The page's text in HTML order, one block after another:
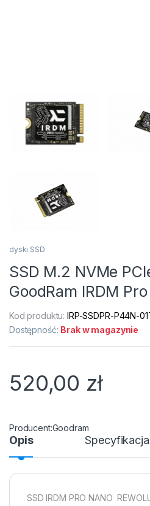
dyski SSD
SSD M.2 NVMe
GoodRam IRDM
Kod produktu:IRP-SSDPR-P44N-
Dostępność: Brak w magazynie
520,00 zł
Goodram
Opis Specyfikacja
SSD IRDM PRO NANO 